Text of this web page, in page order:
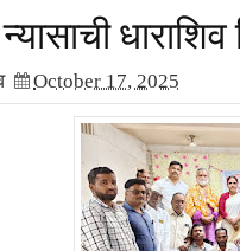
धाराशिव
October 17, 2025